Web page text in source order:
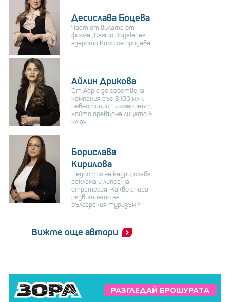
Десислава Боцева
Част от вилата от
филма „Casino Royale“ на
езерото Комо се продава
Айлин Дрикова
От Apple до собствена
компания със $100 млн.
инвестиции: Българинът,
който превърна лицето в
ключ
Борислава
Кирилова
Недостиг на кадри, слаба
реклама и липса на
стратегия: Какво спира
развитието на
българския туризъм?
Вижте още автори
РАЗГЛЕДАЙ БРОШУРАТА